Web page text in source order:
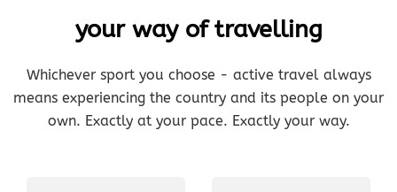
your way of travelling
Whichever sport you choose - active travel always
means experiencing the country and its people on your
own. Exactly at your pace. Exactly your way.